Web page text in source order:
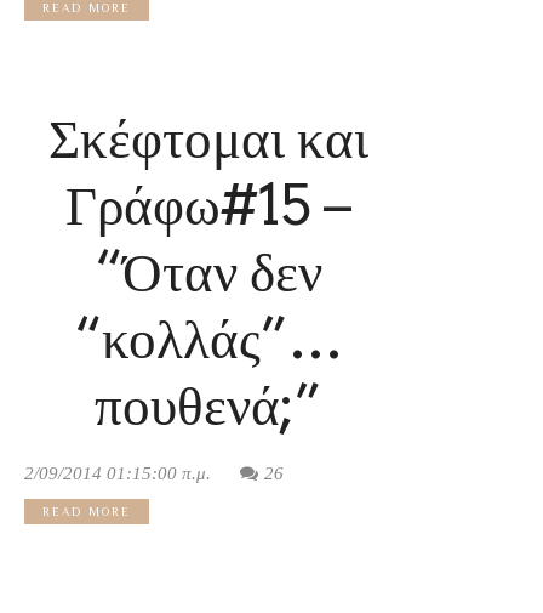
READ MORE
Σκέφτομαι και
Γράφω#15 –
“Όταν δεν
“κολλάς”…
πουθενά;”
2/09/2014 01:15:00 π.μ. 26
READ MORE